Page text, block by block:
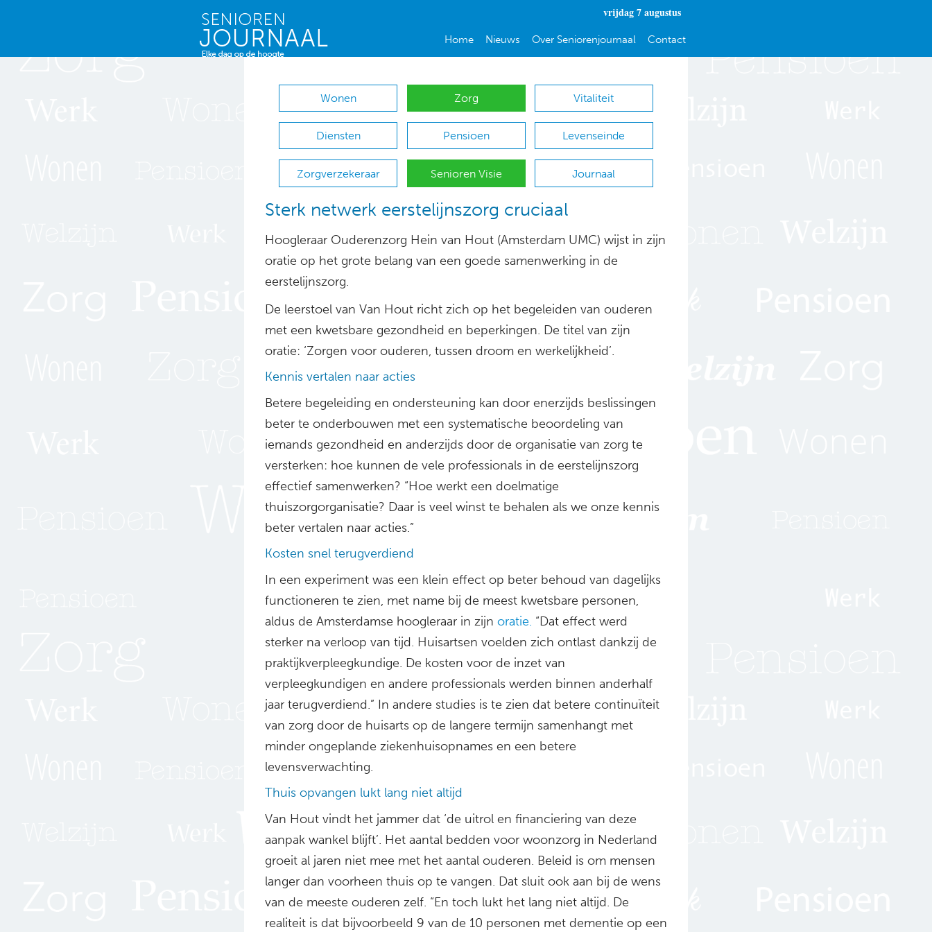
vrijdag 7 augustus
Home Nieuws Over Seniorenjournaal Contact
Wonen Zorg Vitaliteit
Diensten Pensioen Levenseinde
Zorgverzekeraar Senioren Visie Journaal
Sterk netwerk eerstelijnszorg cruciaal
Hoogleraar Ouderenzorg Hein van Hout (Amsterdam UMC) wijst in zijn
oratie op het grote belang van een goede samenwerking in de
eerstelijnszorg.
De leerstoel van Van Hout richt zich op het begeleiden van ouderen
met een kwetsbare gezondheid en beperkingen. De titel van zijn
oratie: ‘Zorgen voor ouderen, tussen droom en werkelijkheid’.
Kennis vertalen naar acties
Betere begeleiding en ondersteuning kan door enerzijds beslissingen
beter te onderbouwen met een systematische beoordeling van
iemands gezondheid en anderzijds door de organisatie van zorg te
versterken: hoe kunnen de vele professionals in de eerstelijnszorg
effectief samenwerken? “Hoe werkt een doelmatige
thuiszorgorganisatie? Daar is veel winst te behalen als we onze kennis
beter vertalen naar acties.”
Kosten snel terugverdiend
In een experiment was een klein effect op beter behoud van dagelijks
functioneren te zien, met name bij de meest kwetsbare personen,
aldus de Amsterdamse hoogleraar in zijn oratie. “Dat effect werd
sterker na verloop van tijd. Huisartsen voelden zich ontlast dankzij de
praktijkverpleegkundige. De kosten voor de inzet van
verpleegkundigen en andere professionals werden binnen anderhalf
jaar terugverdiend.” In andere studies is te zien dat betere continuïteit
van zorg door de huisarts op de langere termijn samenhangt met
minder ongeplande ziekenhuisopnames en een betere
levensverwachting.
Thuis opvangen lukt lang niet altijd
Van Hout vindt het jammer dat ‘de uitrol en financiering van deze
aanpak wankel blijft’. Het aantal bedden voor woonzorg in Nederland
groeit al jaren niet mee met het aantal ouderen. Beleid is om mensen
langer dan voorheen thuis op te vangen. Dat sluit ook aan bij de wens
van de meeste ouderen zelf. “En toch lukt het lang niet altijd. De
realiteit is dat bijvoorbeeld 9 van de 10 personen met dementie op een